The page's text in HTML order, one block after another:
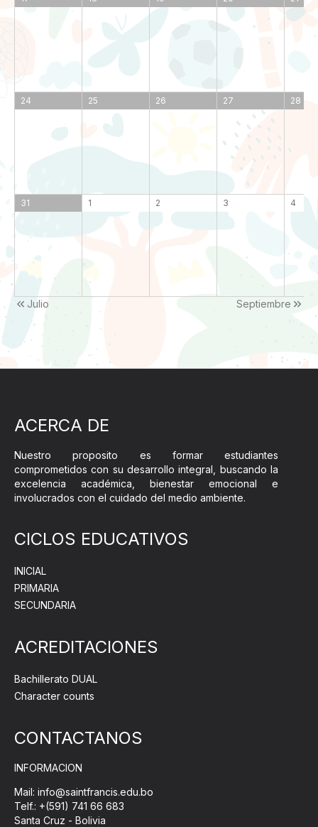
24 25 26 27 28
31 1 2 3 4
Julio Septiembre
ACERCA DE
Nuestro proposito es formar estudiantes
comprometidos con su desarrollo integral, buscando la
excelencia académica, bienestar emocional e
involucrados con el cuidado del medio ambiente.
CICLOS EDUCATIVOS
INICIAL
PRIMARIA
SECUNDARIA
ACREDITACIONES
Bachillerato DUAL
Character counts
CONTACTANOS
INFORMACION
Mail: info@saintfrancis.edu.bo
Telf.: +(591) 741 66 683
Santa Cruz - Bolivia